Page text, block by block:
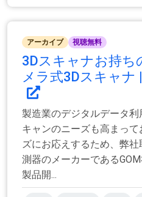
アーカイブ 視聴無料
3Dスキャナお持ち
メラ式3Dスキャナ
製造業のデジタルデータ
キャンのニーズも高まっ
ズにお応えするため、弊
測器のメーカーである
製品開...